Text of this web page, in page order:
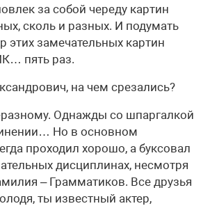
за собой череду картин
сколь и разных. И подумать
этих замечательных картин
пять раз.
на чем срезались?
Однажды со шпаргалкой
Но в основном
проходил хорошо, а буксовал
дисциплинах, несмотря
– Грамматиков. Все друзья
ты известный актер,